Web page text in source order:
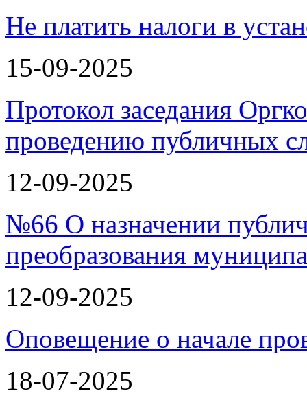
Не платить налоги в
15-09-2025
Протокол заседания
проведению публичных
12-09-2025
№66 О назначении
преобразования
12-09-2025
Оповещение о начале
18-07-2025